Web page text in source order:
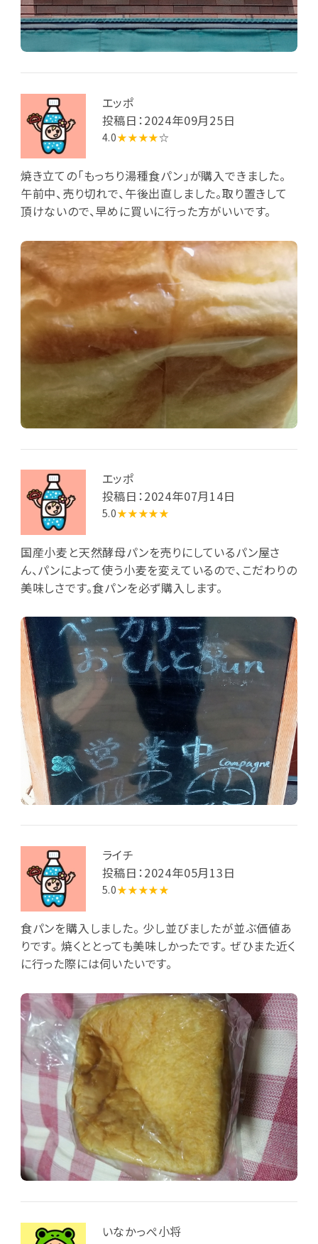
エッポ
投稿日：2024年09月25日
4.0★★★★☆
焼き立ての「もっちり湯種食パン」が購入できました。
午前中、売り切れで、午後出直しました。取り置きして
頂けないので、早めに買いに行った方がいいです。
エッポ
投稿日：2024年07月14日
5.0★★★★★
国産小麦と天然酵母パンを売りにしているパン屋さ
ん、パンによって使う小麦を変えているので、こだわりの
美味しさです。食パンを必ず購入します。
ライチ
投稿日：2024年05月13日
5.0★★★★★
食パンを購入しました。 少し並びましたが並ぶ価値あ
りです。 焼くととっても美味しかったです。 ぜひまた近く
に行った際には伺いたいです。
いなかっぺ小将